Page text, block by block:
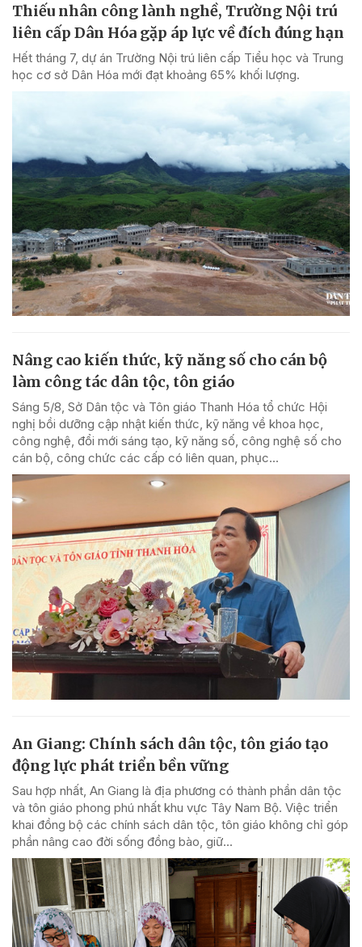
Thiếu nhân công lành nghề, Trường Nội trú
liên cấp Dân Hóa gặp áp lực về đích đúng hạn
Hết tháng 7, dự án Trường Nội trú liên cấp Tiểu học và Trung
học cơ sở Dân Hóa mới đạt khoảng 65% khối lượng.
Nâng cao kiến thức, kỹ năng số cho cán bộ
làm công tác dân tộc, tôn giáo
Sáng 5/8, Sở Dân tộc và Tôn giáo Thanh Hóa tổ chức Hội
nghị bồi dưỡng cập nhật kiến thức, kỹ năng về khoa học,
công nghệ, đổi mới sáng tạo, kỹ năng số, công nghệ số cho
cán bộ, công chức các cấp có liên quan, phục...
An Giang: Chính sách dân tộc, tôn giáo tạo
động lực phát triển bền vững
Sau hợp nhất, An Giang là địa phương có thành phần dân tộc
và tôn giáo phong phú nhất khu vực Tây Nam Bộ. Việc triển
khai đồng bộ các chính sách dân tộc, tôn giáo không chỉ góp
phần nâng cao đời sống đồng bào, giữ...